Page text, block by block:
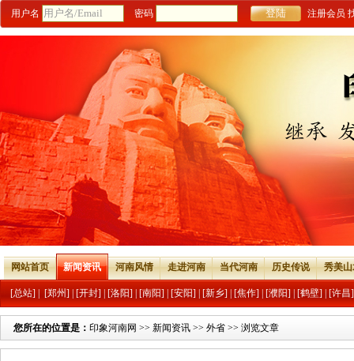
用户名 密码 注册会员
网站首页 新闻资讯 河南风情 走进河南 当代河南 历史传说 秀美
[总站] [郑州] [开封] [洛阳] [南阳] [安阳] [新乡] [焦作] [濮阳] [鹤壁] [许昌]
您所在的位置是： 印象河南网 >> 新闻资讯 >> 外省 >> 浏览文章